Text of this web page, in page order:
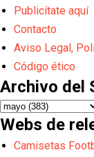
Publicítate aquí
Contacto
Aviso Legal,
Código ético
Archivo del
Webs de
Camisetas